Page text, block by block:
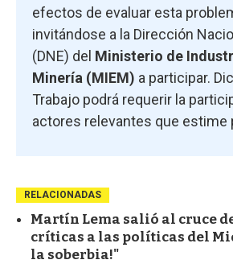
efectos de evaluar esta
invitándose a la Dirección
(DNE) del Ministerio de
Minería (MIEM) a participar.
Trabajo podrá requerir la
actores relevantes que estime
RELACIONADAS
Martín Lema salió al cruce
críticas a las políticas del
la soberbia!"